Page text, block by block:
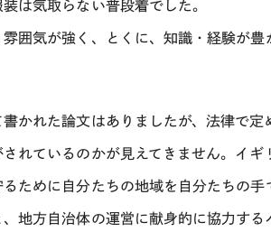
は気取らない普段着でした。
囲気が強く、とくに、知識・経験が豊
かれた論文はありましたが、法律で定
れているのかが見えてきません。イギ
ために自分たちの地域を自分たちの手
地方自治体の運営に献身的に協力する